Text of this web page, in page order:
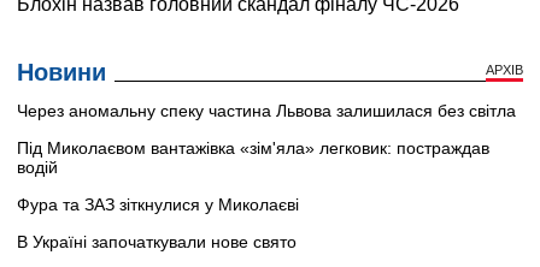
Новини АРХІВ
Через аномальну спеку частина Львова залишилася без світла
Під Миколаєвом вантажівка «зім'яла» легковик: постраждав
водій
Фура та ЗАЗ зіткнулися у Миколаєві
В Україні започаткували нове свято